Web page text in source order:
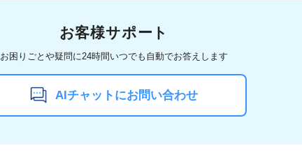
お客様サポート
お困りごとや疑問に 24時間いつでも自動でお答えします
AIチャットにお問い合わせ